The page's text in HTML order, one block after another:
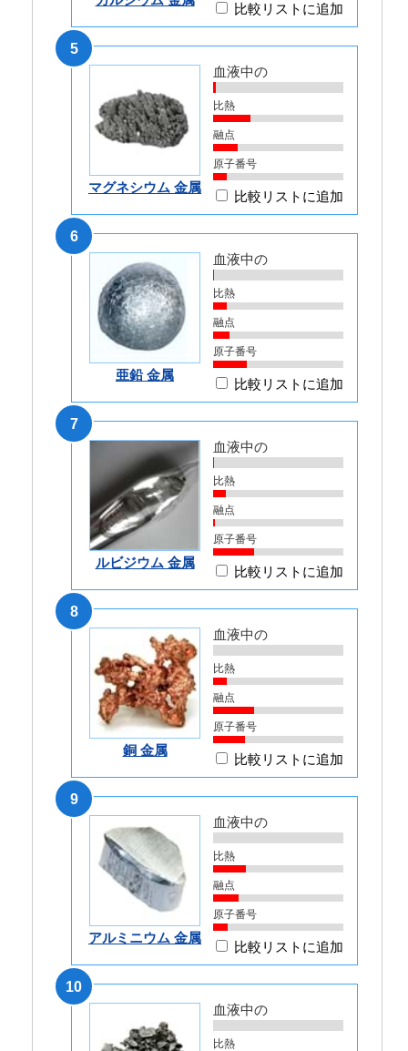
比較リストに追加
5
マグネシウム 金属
血液中の
比熱
融点
原子番号
比較リストに追加
6
亜鉛 金属
血液中の
比熱
融点
原子番号
比較リストに追加
7
ルビジウム 金属
血液中の
比熱
融点
原子番号
比較リストに追加
8
銅 金属
血液中の
比熱
融点
原子番号
比較リストに追加
9
アルミニウム 金属
血液中の
比熱
融点
原子番号
比較リストに追加
10
血液中の
比熱